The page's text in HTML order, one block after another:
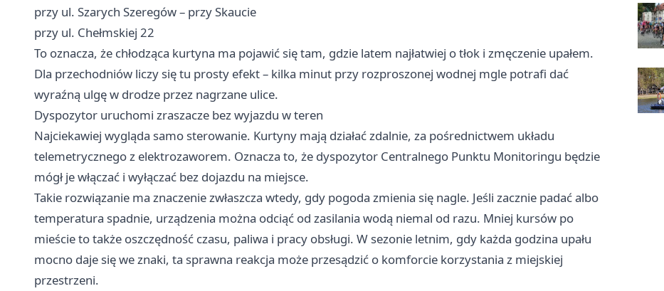
przy ul. Szarych Szeregów – przy Skaucie
przy ul. Chełmskiej 22
To oznacza, że chłodząca kurtyna ma pojawić się tam, gdzie latem najłatwiej o tłok i zmęczenie upałem.
Dla przechodniów liczy się tu prosty efekt – kilka minut przy rozproszonej wodnej mgle potrafi dać
wyraźną ulgę w drodze przez nagrzane ulice.
Dyspozytor uruchomi zraszacze bez wyjazdu w teren
Najciekawiej wygląda samo sterowanie. Kurtyny mają działać zdalnie, za pośrednictwem układu
telemetrycznego z elektrozaworem. Oznacza to, że dyspozytor Centralnego Punktu Monitoringu będzie
mógł je włączać i wyłączać bez dojazdu na miejsce.
Takie rozwiązanie ma znaczenie zwłaszcza wtedy, gdy pogoda zmienia się nagle. Jeśli zacznie padać albo
temperatura spadnie, urządzenia można odciąć od zasilania wodą niemal od razu. Mniej kursów po
mieście to także oszczędność czasu, paliwa i pracy obsługi. W sezonie letnim, gdy każda godzina upału
mocno daje się we znaki, ta sprawna reakcja może przesądzić o komforcie korzystania z miejskiej
przestrzeni.